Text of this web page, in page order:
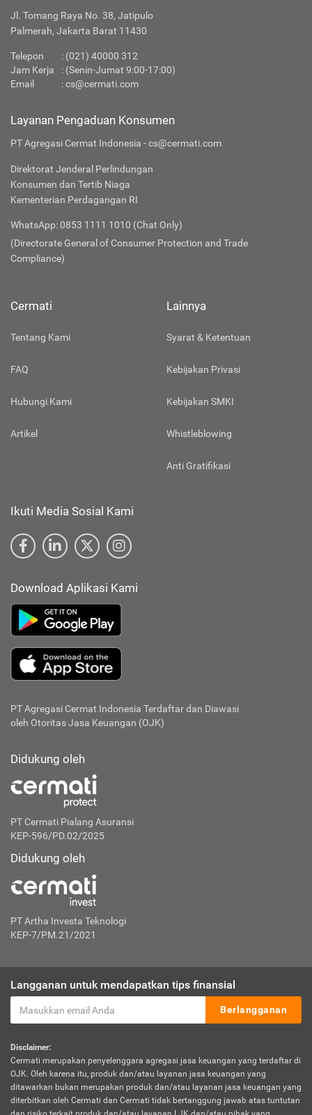
Jl. Tomang Raya No. 38, Jatipulo
Palmerah, Jakarta Barat 11430
Telepon : (021) 40000 312
Jam Kerja
: (Senin-Jumat 9:00-17:00)
Email
:cs@cermati.com
Layanan Pengaduan Konsumen
PT Agregasi Cermat Indonesia - cs@cermati.com
Direktorat Jenderal Perlindungan
Konsumen dan Tertib Niaga
Kementerian Perdagangan RI
WhatsApp: 0853 1111 1010 (Chat Only)
(Directorate General of Consumer Protection and Trade
Compliance)
Cermati
Tentang Kami
FAQ
Hubungi Kami
Artikel
Lainnya
Syarat & Ketentuan
Kebijakan Privasi
Kebijakan SMKI
Whistleblowing
Anti Gratifikasi
Ikuti Media Sosial Kami
Download Aplikasi Kami
PT Agregasi Cermat Indonesia Terdaftar dan Diawasi
oleh Otoritas Jasa Keuangan (OJK)
Didukung oleh
PT Cermati Pialang Asuransi
KEP-596/PD.02/2025
Didukung oleh
PT Artha Investa Teknologi
KEP-7/PM.21/2021
Langganan untuk mendapatkan tips finansial
Berlangganan
Disclaimer:
Cermati merupakan penyelenggara agregasi jasa keuangan yang terdaftar di
OJK. Oleh karena itu, produk dan/atau layanan jasa keuangan yang
ditawarkan bukan merupakan produk dan/atau layanan jasa keuangan yang
diterbitkan oleh Cermati dan Cermati tidak bertanggung jawab atas tuntutan